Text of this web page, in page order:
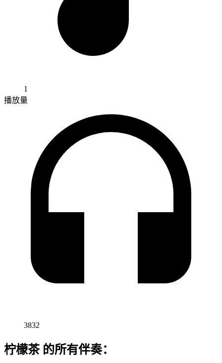
1
播放量
3832
柠檬茶 的所有伴奏：